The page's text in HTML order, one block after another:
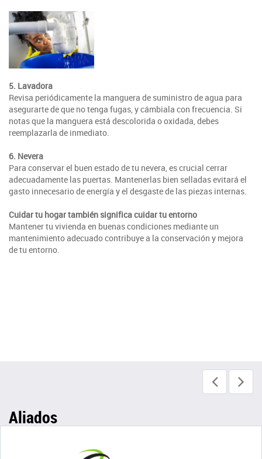
5. Lavadora
Revisa periódicamente la manguera de suministro de agua para
asegurarte de que no tenga fugas, y cámbiala con frecuencia. Si
notas que la manguera está descolorida o oxidada, debes
reemplazarla de inmediato.
6. Nevera
Para conservar el buen estado de tu nevera, es crucial cerrar
adecuadamente las puertas. Mantenerlas bien selladas evitará el
gasto innecesario de energía y el desgaste de las piezas internas.
Cuidar tu hogar también significa cuidar tu entorno
Mantener tu vivienda en buenas condiciones mediante un
mantenimiento adecuado contribuye a la conservación y mejora
de tu entorno.
Aliados